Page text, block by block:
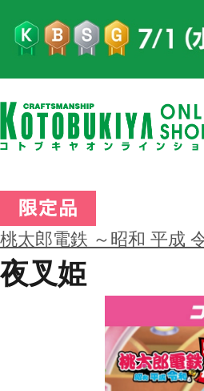
桃太郎電鉄 ～昭和 平成
夜叉姫